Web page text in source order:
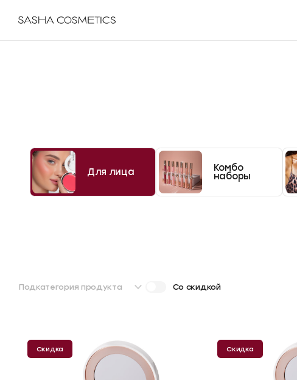
Для лица Комбо
наборы
Подкатегория продукта Со скидкой
Скидка Скидка